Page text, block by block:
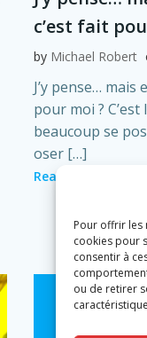
Pour offrir les
cookies pour
consentir à
ou de retirer
c’est fait
by Michael Robert
J’y pense… mais
pour moi ?
beaucoup se
oser […]
Read more